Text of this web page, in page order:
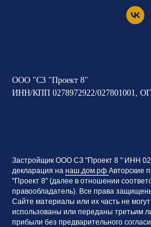
ООО "СЗ "Проект 8"
ИНН/КПП 0278972922/027801001,
Застройщик ООО СЗ "Проект 8 " ИНН
декларация на наш.дом.рф Авторские
"Проект 8" (далее в отношении
правообладатель). Все права
Сайте материалы или их часть не
использованы или переданы третьим
прибыли без предварительного